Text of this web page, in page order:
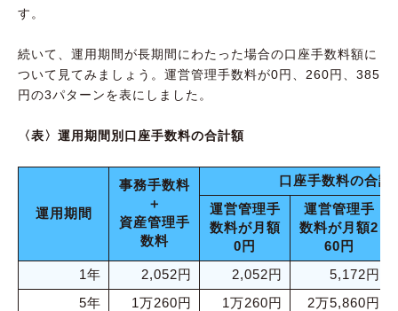
す。
続いて、運用期間が長期間にわたった場合の口座手数料額に
ついて見てみましょう。運営管理手数料が0円、260円、385
円の3パターンを表にしました。
〈表〉運用期間別口座手数料の合計額
運用期間
事務手数料
＋
資産管理手
数料
口座手数料の合計
運営管理手
数料が月額
0円
運営管理手
数料が月額2
60円
1年 2,052円 2,052円
5,172円
5年
1万260円 1万260円
2万5,860円